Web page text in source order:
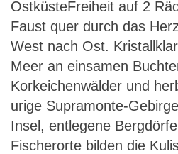
OstküsteFreiheit auf 2
Faust quer durch das
West nach Ost.
Meer an einsamen
Korkeichenwälder und
urige Supramonte-
Insel, entlegene
Fischerorte bilden die